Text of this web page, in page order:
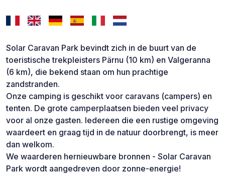
Solar Caravan Park bevindt zich in de buurt van de
toeristische trekpleisters Pärnu (10 km) en Valgeranna
(6 km), die bekend staan om hun prachtige
zandstranden.
Onze camping is geschikt voor caravans (campers) en
tenten. De grote camperplaatsen bieden veel privacy
voor al onze gasten. Iedereen die een rustige omgeving
waardeert en graag tijd in de natuur doorbrengt, is meer
dan welkom.
We waarderen hernieuwbare bronnen - Solar Caravan
Park wordt aangedreven door zonne-energie!